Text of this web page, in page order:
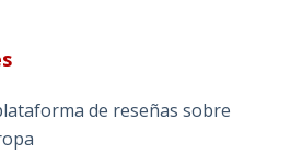
de reseñas sobre